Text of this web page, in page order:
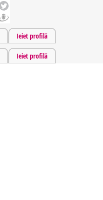
Ieiet profilā
Ieiet profilā